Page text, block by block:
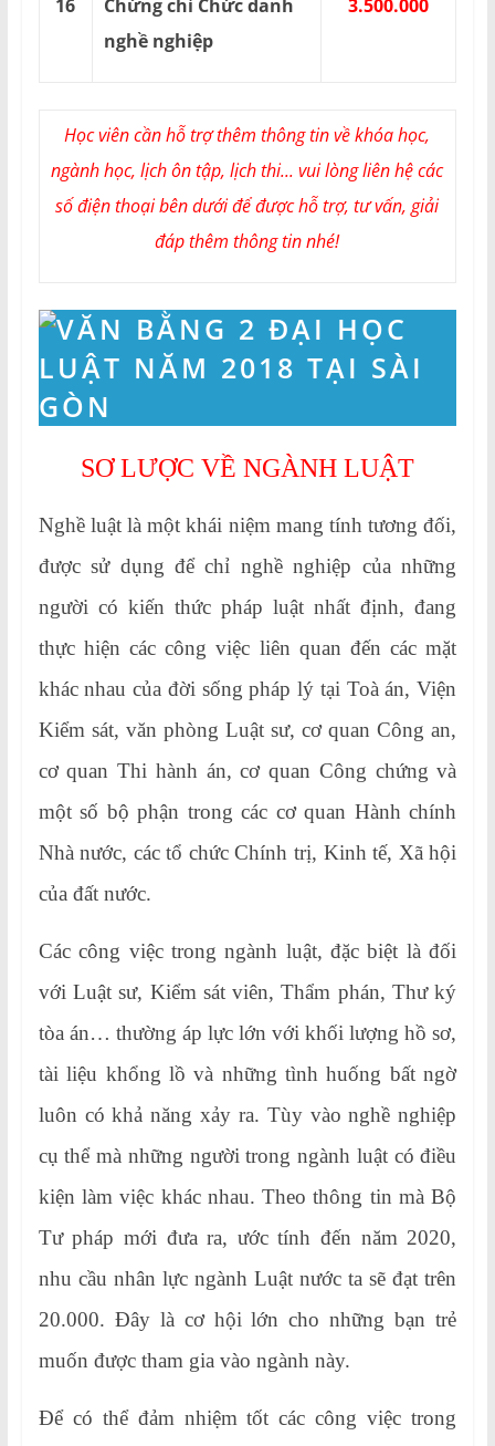
16
Chứng chỉ Chức danh
nghề nghiệp
3.500.000
Học viên cần hỗ trợ thêm thông tin về khóa học,
ngành học, lịch ôn tập, lịch thi... vui lòng liên hệ các
số điện thoại bên dưới để được hỗ trợ, tư vấn, giải
đáp thêm thông tin nhé!
SƠ LƯỢC VỀ NGÀNH LUẬT
Nghề luật là một khái niệm mang tính tương đối,
được sử dụng để chỉ nghề nghiệp của những
người có kiến thức pháp luật nhất định, đang
thực hiện các công việc liên quan đến các mặt
khác nhau của đời sống pháp lý tại Toà án, Viện
Kiểm sát, văn phòng Luật sư, cơ quan Công an,
cơ quan Thi hành án, cơ quan Công chứng và
một số bộ phận trong các cơ quan Hành chính
Nhà nước, các tổ chức Chính trị, Kinh tế, Xã hội
của đất nước.
Các công việc trong ngành luật, đặc biệt là đối
với Luật sư, Kiểm sát viên, Thẩm phán, Thư ký
tòa án… thường áp lực lớn với khối lượng hồ sơ,
tài liệu khổng lồ và những tình huống bất ngờ
luôn có khả năng xảy ra. Tùy vào nghề nghiệp
cụ thể mà những người trong ngành luật có điều
kiện làm việc khác nhau. Theo thông tin mà Bộ
Tư pháp mới đưa ra, ước tính đến năm 2020,
nhu cầu nhân lực ngành Luật nước ta sẽ đạt trên
20.000. Đây là cơ hội lớn cho những bạn trẻ
muốn được tham gia vào ngành này.
Để có thể đảm nhiệm tốt các công việc trong